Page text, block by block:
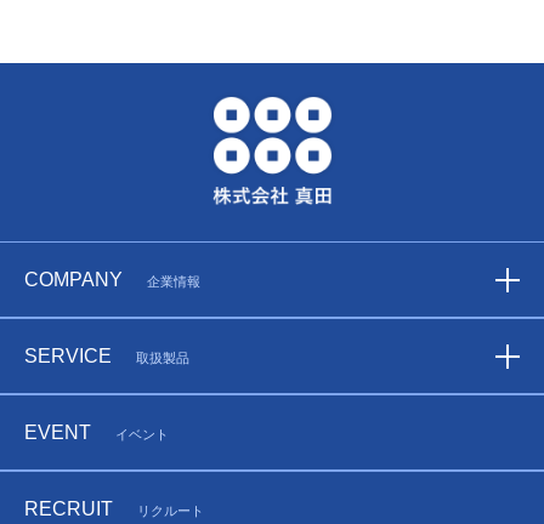
COMPANY 企業情報
SERVICE 取扱製品
EVENT イベント
RECRUIT リクルート